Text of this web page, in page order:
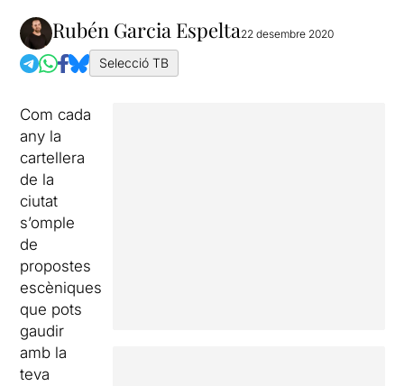
Rubén Garcia Espelta22 desembre 2020
Selecció TB
Com cada
any la
cartellera
de la
ciutat
s’omple
de
propostes
escèniques
que pots
gaudir
amb la
teva